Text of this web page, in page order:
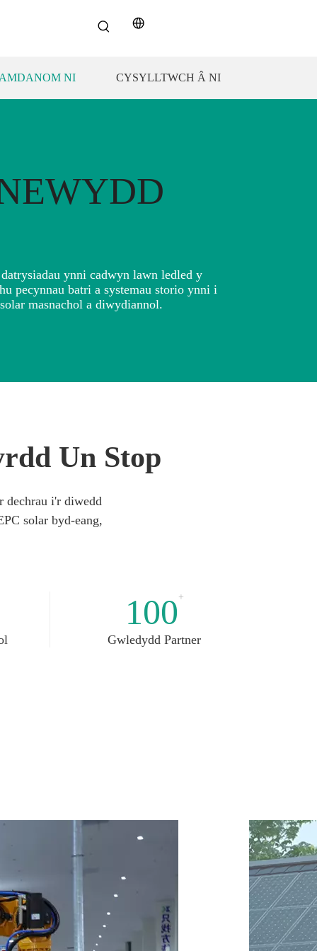
AMDANOM NI CYSYLLTWCH Â NI
ynni cadwyn lawn ledled y
pecynnau batri a systemau storio ynni i
masnachol a diwydiannol.
Un Stop
dechrau i'r diwedd
solar byd-eang,
100 +
Gwledydd Partner